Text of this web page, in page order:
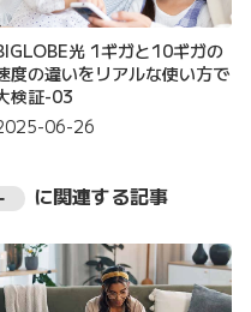
光 1ギガと10ギガの
度の違いをリアルな使い方で
検証-03
06-26
に関連する記事